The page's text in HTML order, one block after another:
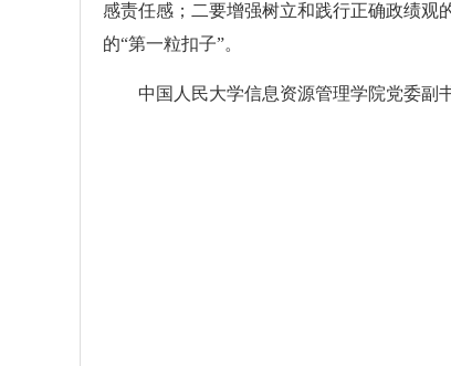
感责任感；二要增强树立和践行正确政绩观
的“第一粒扣子”。
中国人民大学信息资源管理学院党委副书